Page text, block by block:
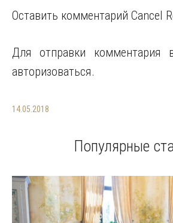
Оставить комментарий Cancel
Для отправки комментария
авторизоваться.
14.05.2018
Популярные